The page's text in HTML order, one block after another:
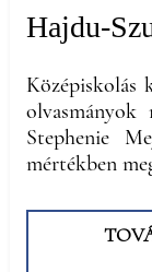
Hajdu-
Középiskolás
Stephenie
mértékben